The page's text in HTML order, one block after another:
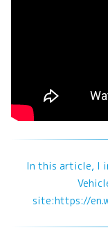
In this article, I
site:https://